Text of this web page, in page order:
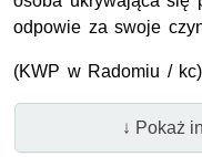
odpowie za swoje
(KWP w Radomiu / kc)
↓ Pokaż